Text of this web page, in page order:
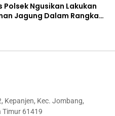
Ngusikan Lakukan
Jagung Dalam Rangka
Pangan
Kepanjen, Kec. Jombang,
61419